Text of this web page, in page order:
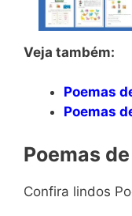
Veja também:
Poemas
Poemas
Poemas
Confira lindos